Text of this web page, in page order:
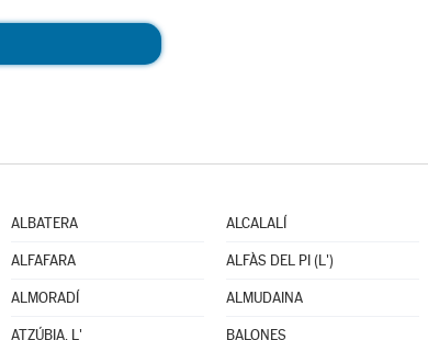
ALBATERA ALCALALÍ
ALFAFARA ALFÀS DEL PI (L')
ALMORADÍ ALMUDAINA
ATZÚBIA, L' BALONES